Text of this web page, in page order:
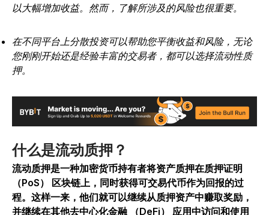
以大幅增加收益。然而，了解所涉及的风险也很重要。
在不同平台上分散投资可以帮助您平衡收益和风险，无论
您刚刚开始还是经验丰富的交易者，都可以选择流动性质
押。
什么是流动质押？
流动质押是一种加密货币持有者将资产质押在质押证明
（PoS） 区块链上，同时获得可交易代币作为回报的过
程。 这样一来，他们就可以继续从质押资产中赚取奖励，
并继续在其他去中心化金融 （DeFi） 应用中访问和使用